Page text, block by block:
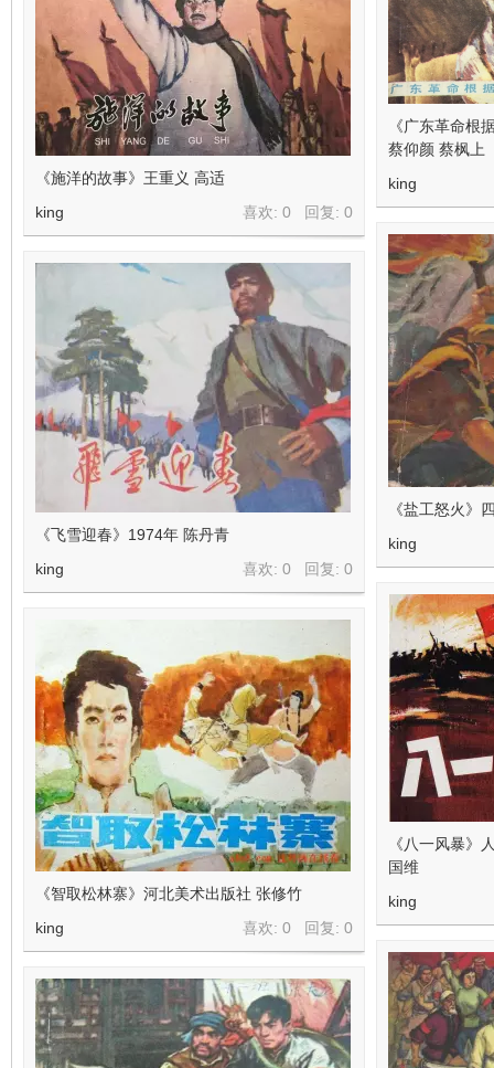
《广东革命根
蔡仰颜 蔡枫上
king
《施洋的故事》王重义 高适
喜欢: 0 回复: 0
king
《盐工怒火》
king
《飞雪迎春》1974年 陈丹青
喜欢: 0 回复: 0
king
《八一风暴》
国维
king
《智取松林寨》河北美术出版社 张修竹
喜欢: 0 回复: 0
king